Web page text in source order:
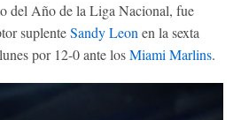
del Año de la Liga Nacional, fue
suplenteSandy Leon en la sexta
por 12-0 ante losMiami Marlins.